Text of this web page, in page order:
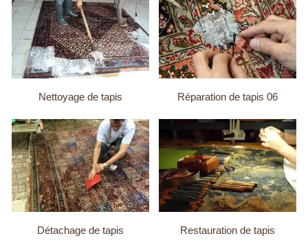
Nettoyage de tapis Réparation de tapis 06
Détachage de tapis Restauration de tapis